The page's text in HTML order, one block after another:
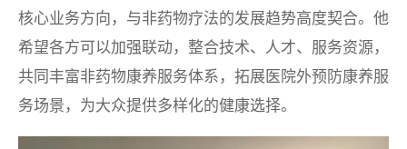
核心业务方向，与非药物疗法的发展趋势高度契合。他
希望各方可以加强联动，整合技术、人才、服务资源，
共同丰富非药物康养服务体系，拓展医院外预防康养服
务场景，为大众提供多样化的健康选择。